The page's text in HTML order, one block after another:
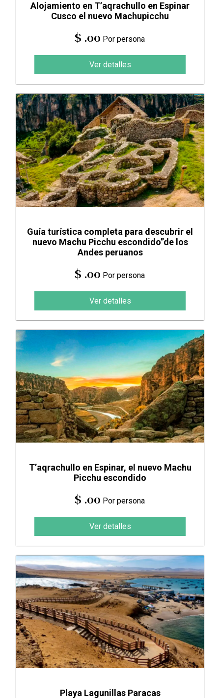
Alojamiento en T’aqrachullo en Espinar
Cusco el nuevo Machupicchu
$ .00 Por persona
Ver detalles
Guía turística completa para descubrir el
nuevo Machu Picchu escondido”de los
Andes peruanos
$ .00 Por persona
Ver detalles
T’aqrachullo en Espinar, el nuevo Machu
Picchu escondido
$ .00 Por persona
Ver detalles
Playa Lagunillas Paracas